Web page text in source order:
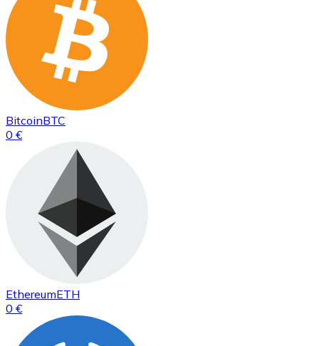
BitcoinBTC
0 €
EthereumETH
0 €